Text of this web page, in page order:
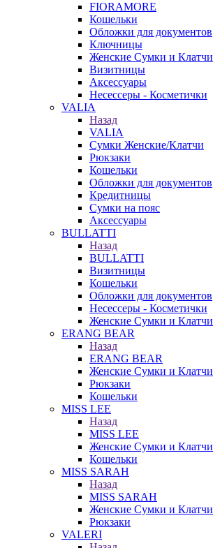
FIORAMORE
Кошельки
Обложки для документов
Ключницы
Женские Сумки и Клатчи
Визитницы
Аксессуары
Несессеры - Косметички
VALIA
Назад
VALIA
Сумки Женские/Клатчи
Рюкзаки
Кошельки
Обложки для документов
Кредитницы
Сумки на пояс
Аксессуары
BULLATTI
Назад
BULLATTI
Визитницы
Кошельки
Обложки для документов
Несессеры - Косметички
Женские Сумки и Клатчи
ERANG BEAR
Назад
ERANG BEAR
Женские Сумки и Клатчи
Рюкзаки
Кошельки
MISS LEE
Назад
MISS LEE
Женские Сумки и Клатчи
Кошельки
MISS SARAH
Назад
MISS SARAH
Женские Сумки и Клатчи
Рюкзаки
VALERI